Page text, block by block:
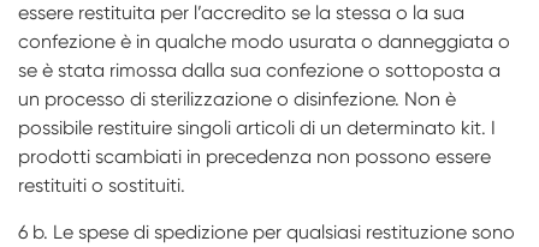
essere restituita per l’accredito se la stessa o la sua
confezione è in qualche modo usurata o danneggiata o
se è stata rimossa dalla sua confezione o sottoposta a
un processo di sterilizzazione o disinfezione. Non è
possibile restituire singoli articoli di un determinato kit. I
prodotti scambiati in precedenza non possono essere
restituiti o sostituiti.
6 b. Le spese di spedizione per qualsiasi restituzione sono